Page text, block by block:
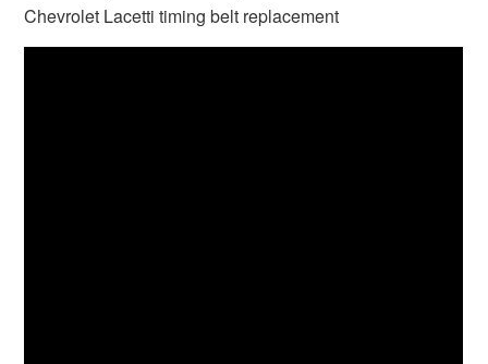
Chevrolet Lacetti timing belt replacement